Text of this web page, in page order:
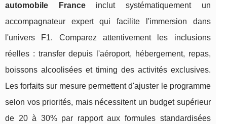
automobile Franceinclut systématiquement un
accompagnateur expert qui facilite l'immersion dans
l'univers F1. Comparez attentivement les inclusions
réelles : transfer depuis l'aéroport, hébergement, repas,
boissons alcoolisées et timing des activités exclusives.
Les forfaits sur mesure permettent d'ajuster le programme
selon vos priorités, mais nécessitent un budget supérieur
de 20 à 30% par rapport aux formules standardisées